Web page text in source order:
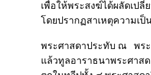
เพื่อให้พระสงฆ์ได้ผลัดเป
โดยปรากฏสาเหตุความเ
พระศาสดาประทับ ณ พร
แล้วทูลอาราธนาพระศาส